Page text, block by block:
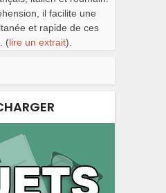
il facilite une
et rapide de ces
(lire un extrait).